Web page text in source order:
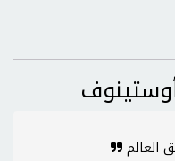
العالم